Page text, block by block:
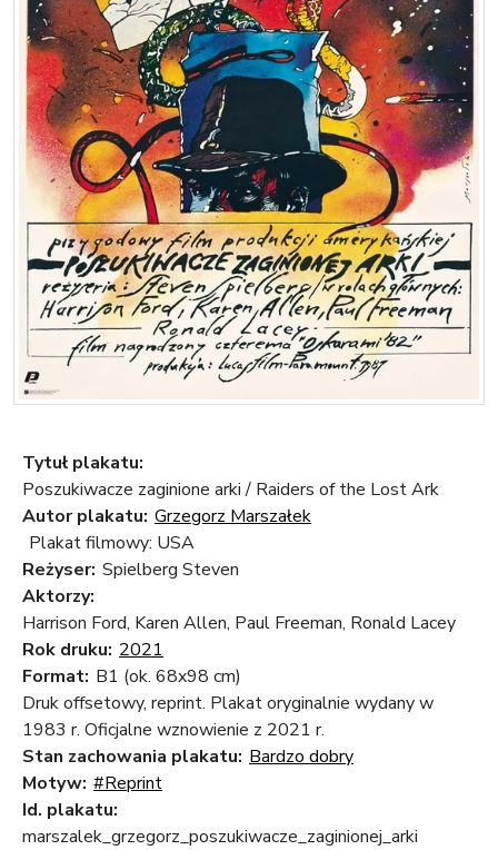
Tytuł plakatu:
Poszukiwacze zaginione arki / Raiders of the Lost Ark
Autor plakatu: Grzegorz Marszałek
Plakat filmowy: USA
Reżyser: Spielberg Steven
Aktorzy:
Harrison Ford, Karen Allen, Paul Freeman, Ronald Lacey
Rok druku: 2021
Format: B1 (ok. 68x98 cm)
Druk offsetowy, reprint. Plakat oryginalnie wydany w
1983 r. Oficjalne wznowienie z 2021 r.
Stan zachowania plakatu: Bardzo dobry
Motyw: #Reprint
Id. plakatu:
marszalek_grzegorz_poszukiwacze_zaginionej_arki